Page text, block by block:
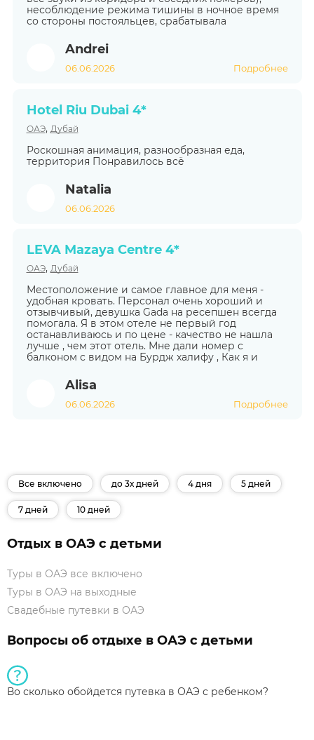
несоблюдение режима тишины в ночное время
со стороны постояльцев, срабатывала
Andrei
06.06.2026 Подробнее
Hotel Riu Dubai 4*
ОАЭ, Дубай
Роскошная анимация, разнообразная еда,
территория Понравилось всё
Natalia
06.06.2026
LEVA Mazaya Centre 4*
ОАЭ, Дубай
Местоположение и самое главное для меня -
удобная кровать. Персонал очень хороший и
отзывчивый, девушка Gada на ресепшен всегда
помогала. Я в этом отеле не первый год
останавливаюсь и по цене - качество не нашла
лучше , чем этот отель. Мне дали номер с
балконом с видом на Бурдж халифу , Как я и
Alisa
06.06.2026 Подробнее
Все включено до 3х дней 4 дня 5 дней
7 дней 10 дней
Отдых в ОАЭ с детьми
Туры в ОАЭ все включено
Туры в ОАЭ на выходные
Свадебные путевки в ОАЭ
Вопросы об отдыхе в ОАЭ с детьми
Во сколько обойдется путевка в ОАЭ с ребенком?